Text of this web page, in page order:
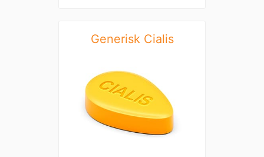
Generisk Cialis